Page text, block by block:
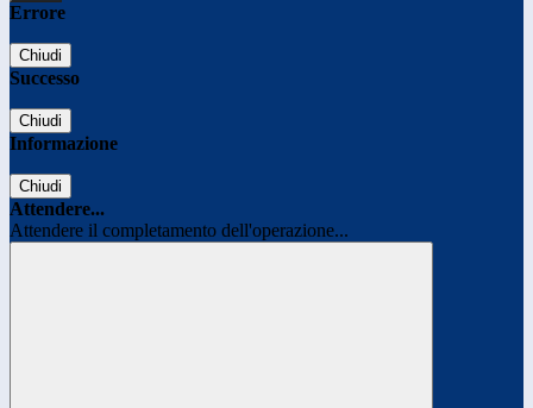
Errore
Chiudi
Successo
Chiudi
Informazione
Chiudi
Attendere...
Attendere il completamento dell'operazione...